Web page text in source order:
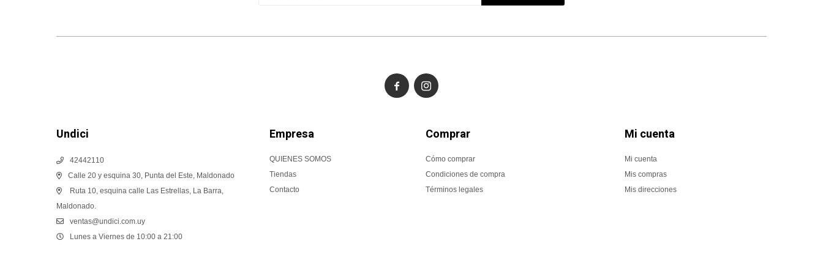
Undici
42442110
Calle 20 y esquina 30, Punta del Este, Maldonado
Ruta 10, esquina calle Las Estrellas, La Barra,
Maldonado.
ventas@undici.com.uy
Lunes a Viernes de 10:00 a 21:00
Empresa
QUIENES SOMOS
Tiendas
Contacto
Comprar
Cómo comprar
Condiciones de compra
Términos legales
Mi cuenta
Mi cuenta
Mis compras
Mis direcciones
 